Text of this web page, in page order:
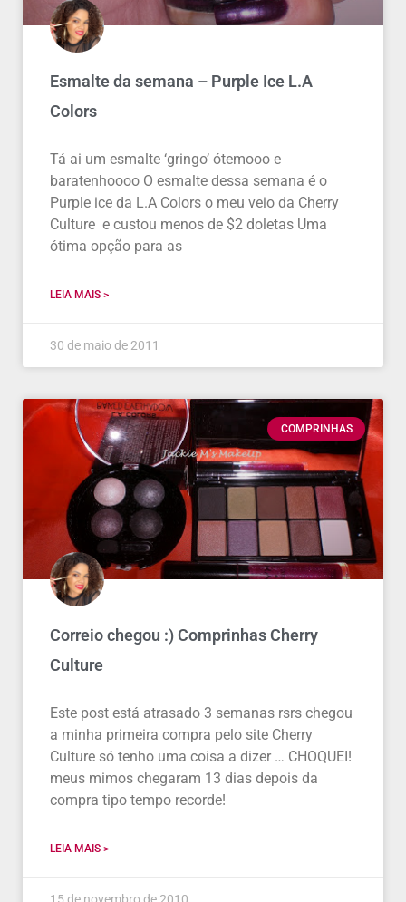
Esmalte da semana – Purple Ice L.A
Colors
Tá ai um esmalte ‘gringo’ ótemooo e
baratenhoooo O esmalte dessa semana é o
Purple ice da L.A Colors o meu veio da Cherry
Culture e custou menos de $2 doletas Uma
ótima opção para as
LEIA MAIS >
30 de maio de 2011
COMPRINHAS
Correio chegou :) Comprinhas Cherry
Culture
Este post está atrasado 3 semanas rsrs chegou
a minha primeira compra pelo site Cherry
Culture só tenho uma coisa a dizer … CHOQUEI!
meus mimos chegaram 13 dias depois da
compra tipo tempo recorde!
LEIA MAIS >